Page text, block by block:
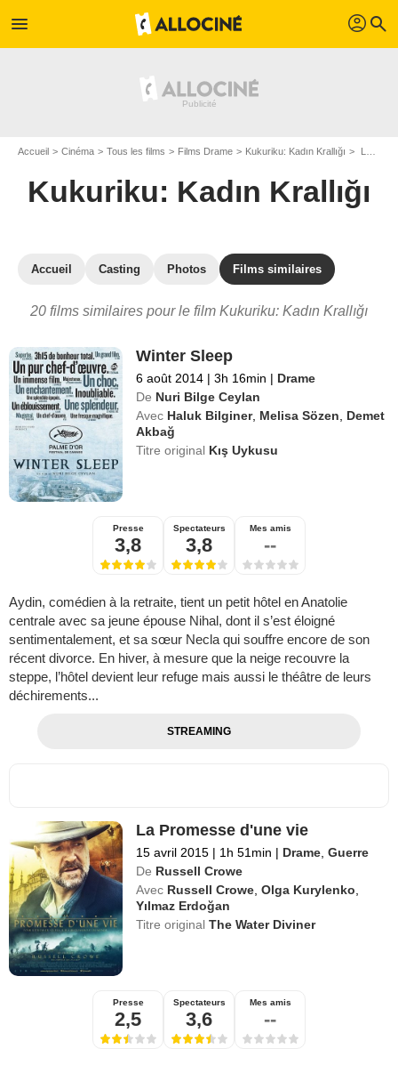
menu profil search
Accueil Cinéma Tous les films Films Drame Kukuriku: Kadın Krallığı Les films similaires à "Kukuriku: Kadın Krallığı"
Kukuriku: Kadın Krallığı
Accueil Casting Photos Films similaires
20 films similaires pour le film Kukuriku: Kadın Krallığı
Winter Sleep
6 août 2014 | 3h 16min | Drame
De Nuri Bilge Ceylan
Avec Haluk Bilginer, Melisa Sözen
Demet
Akbağ
Titre original Kış Uykusu
Presse
3,8
Spectateurs
3,8
Mes amis
--
Aydin, comédien à la retraite, tient un petit hôtel en Anatolie
centrale avec sa jeune épouse Nihal, dont il s’est éloigné
sentimentalement, et sa sœur Necla qui souffre encore de son
récent divorce. En hiver, à mesure que la neige recouvre la
steppe, l’hôtel devient leur refuge mais aussi le théâtre de leurs
déchirements...
STREAMING
La Promesse d'une vie
15 avril 2015 | 1h 51min | Drame ,Guerre
De Russell Crowe
Avec Russell Crowe ,Olga Kurylenko
Yılmaz Erdoğan
Titre originalThe Water Diviner
Presse
2,5
Spectateurs
3,6
Mes amis
--